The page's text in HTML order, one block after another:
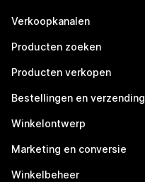
Verkoopkanalen
Producten zoeken
Producten verkopen
Bestellingen en verzending
Winkelontwerp
Marketing en conversie
Winkelbeheer